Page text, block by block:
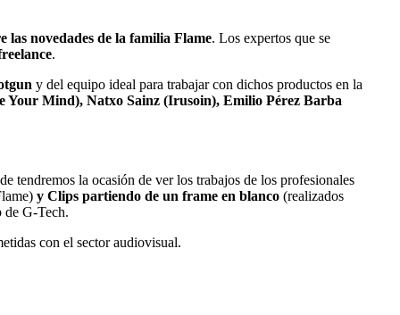
las novedades de la familia Flame. Los expertos que se
.
y del equipo ideal para trabajar con dichos productos en la
Your Mind), Natxo Sainz (Irusoin), Emilio Pérez Barba
tendremos la ocasión de ver los trabajos de los profesionales
y Clips partiendo de un frame en blanco (realizados
de G-Tech.
con el sector audiovisual.